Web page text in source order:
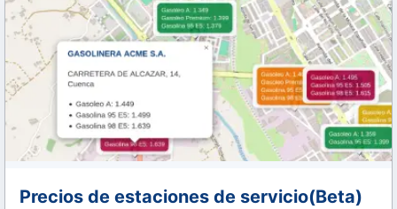
Precios de estaciones de servicio(Beta)